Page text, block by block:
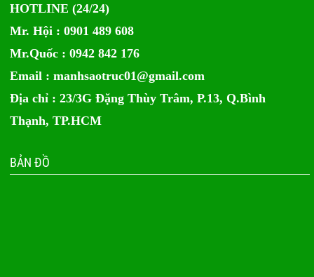
HOTLINE (24/24)
Mr. Hội : 0901 489 608
Mr.Quốc : 0942 842 176
Email :manhsaotruc01@gmail.com
Địa chỉ : 23/3G Đặng Thùy Trâm, P.13, Q.Bình
Thạnh, TP.HCM
BẢN ĐỒ